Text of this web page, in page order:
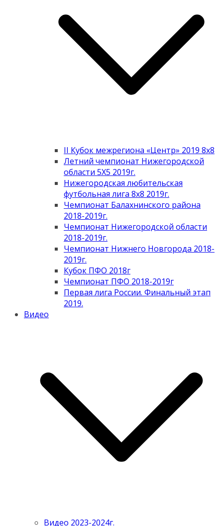
II Кубок межрегиона «Центр» 2019 8х8
Летний чемпионат Нижегородской
области 5Х5 2019г.
Нижегородская любительская
футбольная лига 8х8 2019г.
Чемпионат Балахнинского района
2018-2019г.
Чемпионат Нижегородской области
2018-2019г.
Чемпионат Нижнего Новгорода 2018-
2019г.
Кубок ПФО 2018г
Чемпионат ПФО 2018-2019г
Первая лига России. Финальный этап
2019.
Видео
Видео 2023-2024г.